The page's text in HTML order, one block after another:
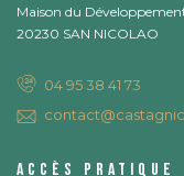
Maison du
20230 SAN NICOLAO
04 95 38 41 73
Accès pratique